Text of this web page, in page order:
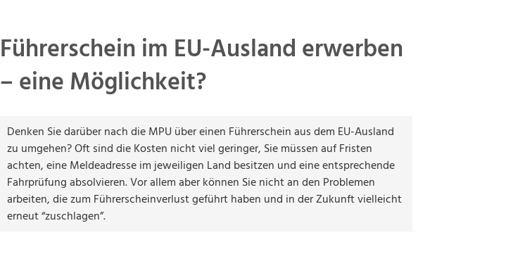
Führerschein im EU-Ausland erwerben
– eine Möglichkeit?
Denken Sie darüber nach die MPU über einen Führerschein aus dem EU-Ausland
zu umgehen? Oft sind die Kosten nicht viel geringer, Sie müssen auf Fristen
achten, eine Meldeadresse im jeweiligen Land besitzen und eine entsprechende
Fahrprüfung absolvieren. Vor allem aber können Sie nicht an den Problemen
arbeiten, die zum Führerscheinverlust geführt haben und in der Zukunft vielleicht
erneut “zuschlagen”.